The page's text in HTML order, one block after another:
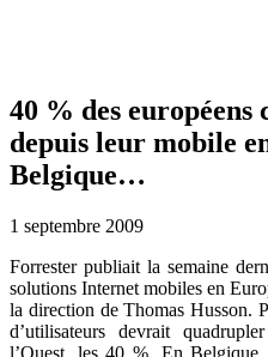
40 % des européens
depuis leur mobile
Belgique…
1 septembre 2009
Forrester publiait la semaine
solutions Internet mobiles en
la direction de Thomas Husson.
d’utilisateurs devrait